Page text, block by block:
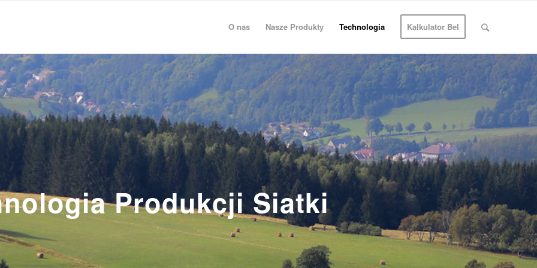
O nas Nasze Produkty Technologia Kalkulator Bel
Produkcji Siatki